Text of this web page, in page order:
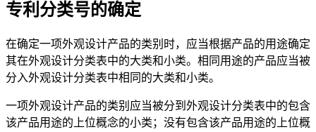
专利分类号的确定
在确定一项外观设计产品的类别时，应当根据产品的用途确定
其在外观设计分类表中的大类和小类。相同用途的产品应当被
分入外观设计分类表中相同的大类和小类。
一项外观设计产品的类别应当被分到外观设计分类表中的包含
该产品用途的上位概念的小类；没有包含该产品用途的上位概